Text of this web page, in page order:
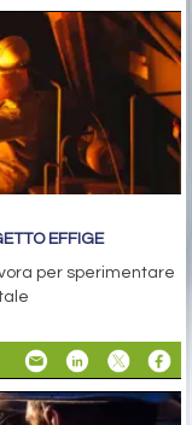
EFFIGE
per sperimentare